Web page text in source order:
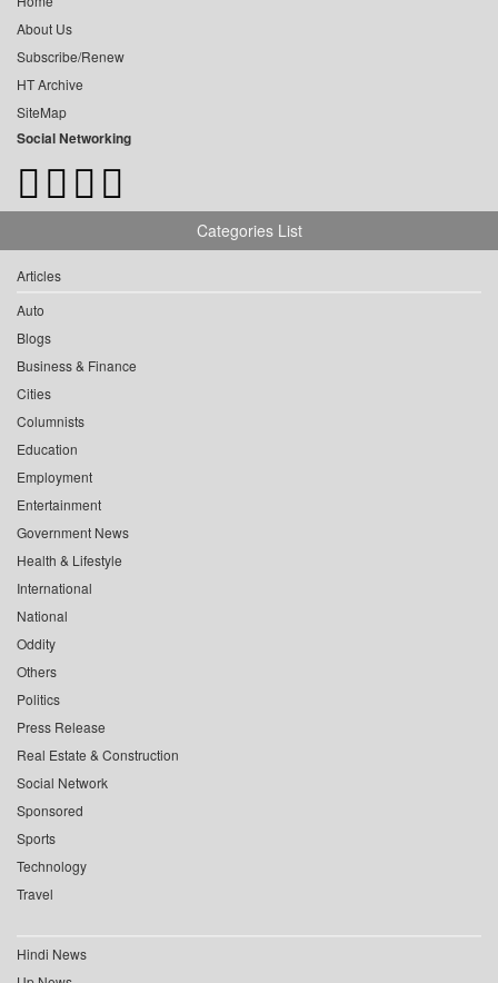
About Us
Subscribe/Renew
HT Archive
SiteMap
Social Networking
Categories List
Articles
Auto
Blogs
Business & Finance
Cities
Columnists
Education
Employment
Entertainment
Government News
Health & Lifestyle
International
National
Oddity
Others
Politics
Press Release
Real Estate & Construction
Social Network
Sponsored
Sports
Technology
Travel
Hindi News